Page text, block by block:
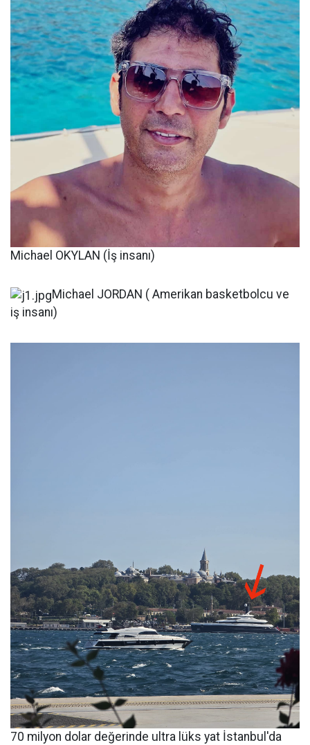
Michael OKYLAN (İş insanı)
Michael JORDAN ( Amerikan basketbolcu ve
iş insanı)
70 milyon dolar değerinde ultra lüks yat İstanbul'da